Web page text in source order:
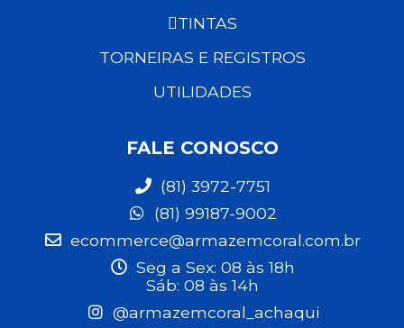
TINTAS
TORNEIRAS E REGISTROS
UTILIDADES
FALE CONOSCO
(81) 3972-7751
(81) 99187-9002
ecommerce@armazemcoral.com.br
Seg a Sex: 08 às 18h
Sáb: 08 às 14h
@armazemcoral_achaqui